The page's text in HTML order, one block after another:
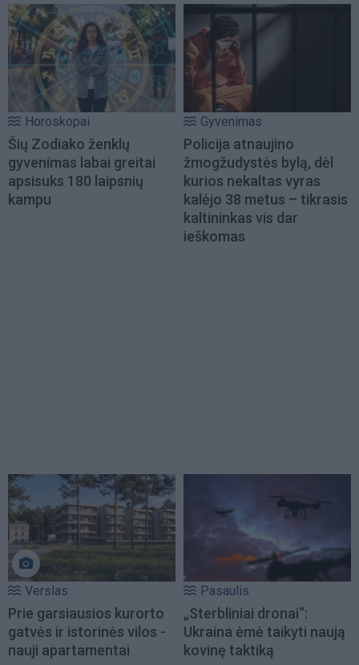
Horoskopai
Šių Zodiako ženklų
gyvenimas labai greitai
apsisuks 180 laipsnių
kampu
Gyvenimas
Policija atnaujino
žmogžudystės bylą, dėl
kurios nekaltas vyras
kalėjo 38 metus – tikrasis
kaltininkas vis dar
ieškomas
Verslas
Prie garsiausios kurorto
gatvės ir istorinės vilos -
nauji apartamentai
Pasaulis
„Sterbliniai dronai“:
Ukraina ėmė taikyti naują
kovinę taktiką